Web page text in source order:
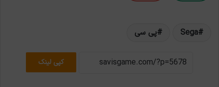
Sega پی سی
کپی لینک